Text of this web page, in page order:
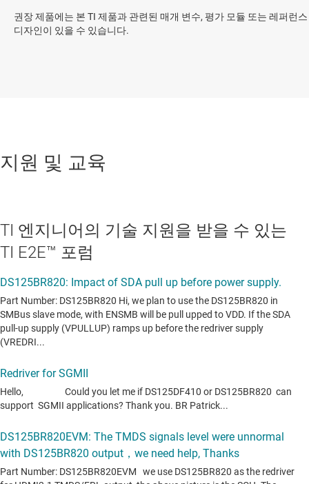
권장 제품에는 본 TI 제품과 관련된 매개 변수, 평가 모듈 또는 레퍼런스
디자인이 있을 수 있습니다.
지원 및 교육
TI 엔지니어의 기술 지원을 받을 수 있는
TI E2E™ 포럼